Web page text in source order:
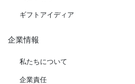
ギフトアイディア
企業情報
私たちについて
企業責任